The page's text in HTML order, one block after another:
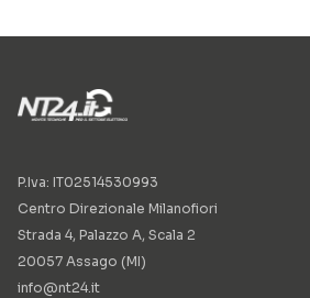
P.Iva: IT02514530993
Centro Direzionale Milanofiori
Strada 4, Palazzo A, Scala 2
20057 Assago (MI)
info@nt24.it